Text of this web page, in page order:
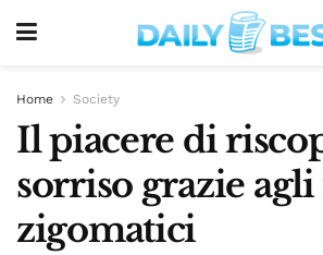
Home Society
Il piacere di
sorriso grazie
zigomatici